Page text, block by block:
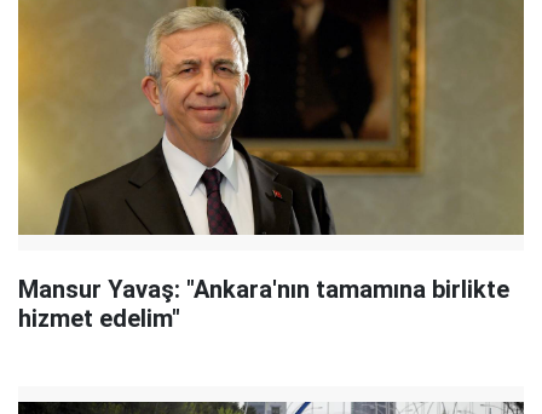
Mansur Yavaş: "Ankara'nın tamamına birlikte
hizmet edelim"